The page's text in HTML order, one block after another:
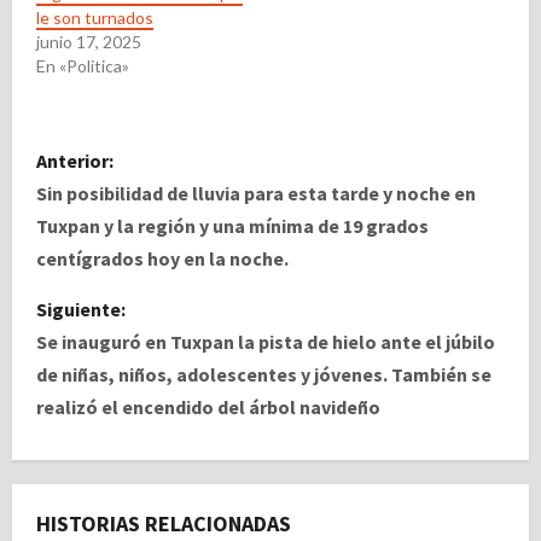
le son turnados
junio 17, 2025
En «Politica»
N
a
v
e
g
a
c
i
Anterior:
Sin posibilidad de lluvia para esta tarde y noche en
Tuxpan y la región y una mínima de 19 grados
centígrados hoy en la noche.
Siguiente:
Se inauguró en Tuxpan la pista de hielo ante el júbilo
de niñas, niños, adolescentes y jóvenes. También se
realizó el encendido del árbol navideño
HISTORIAS RELACIONADAS